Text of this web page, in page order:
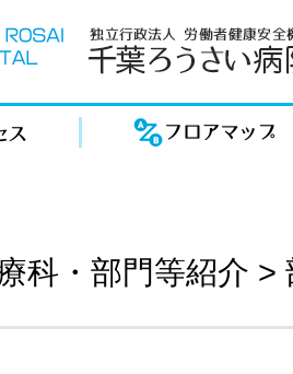
科・部門等紹介 >